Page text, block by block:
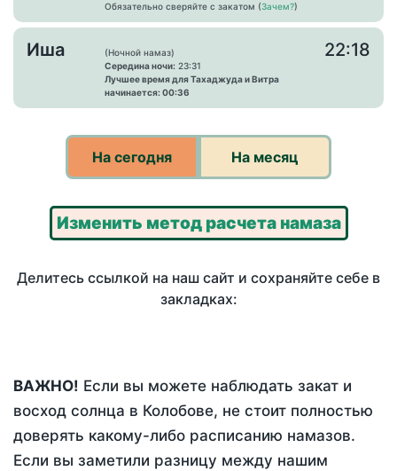
Обязательно сверяйте с закатом (Зачем?)
Иша
(Ночной намаз)
Середина ночи: 23:31
Лучшее время для Тахаджуда и Витра
начинается: 00:36
22:18
На сегодня На месяц
Изменить метод расчета намаза
Делитесь ссылкой на наш сайт и сохраняйте себе в
закладках:
ВАЖНО! Если вы можете наблюдать закат и
восход солнца в Колобове, не стоит полностью
доверять какому-либо расписанию намазов.
Если вы заметили разницу между нашим